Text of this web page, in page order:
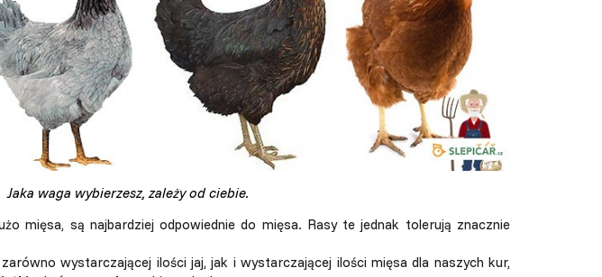
Jaka waga wybierzesz, zależy od ciebie.
mięsa, są najbardziej odpowiednie do mięsa. Rasy te jednak tolerują znacznie
wystarczającej ilości jaj, jak i wystarczającej ilości mięsa dla naszych kur,